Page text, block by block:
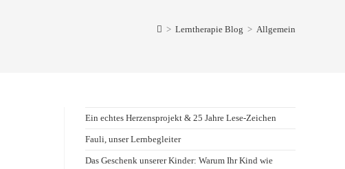
> Lerntherapie Blog > Allgemein
Ein echtes Herzensprojekt & 25 Jahre Lese-Zeichen
Fauli, unser Lernbegleiter
Das Geschenk unserer Kinder: Warum Ihr Kind wie